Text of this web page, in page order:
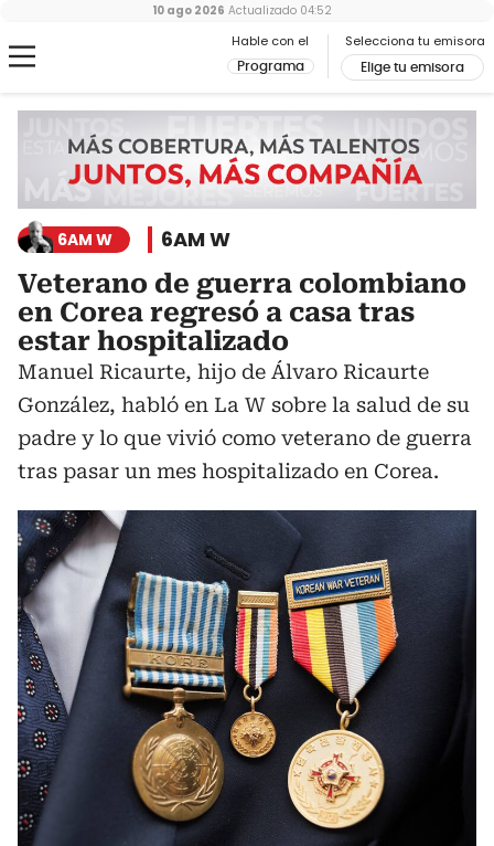
Hable con el
Programa
Selecciona tu emisora
Elige tu emisora
10 ago 2026 Actualizado 04:52
6AM W 6AM W
Veterano de guerra colombiano
en Corea regresó a casa tras
estar hospitalizado
Manuel Ricaurte, hijo de Álvaro Ricaurte
González, habló en La W sobre la salud de su
padre y lo que vivió como veterano de guerra
tras pasar un mes hospitalizado en Corea.